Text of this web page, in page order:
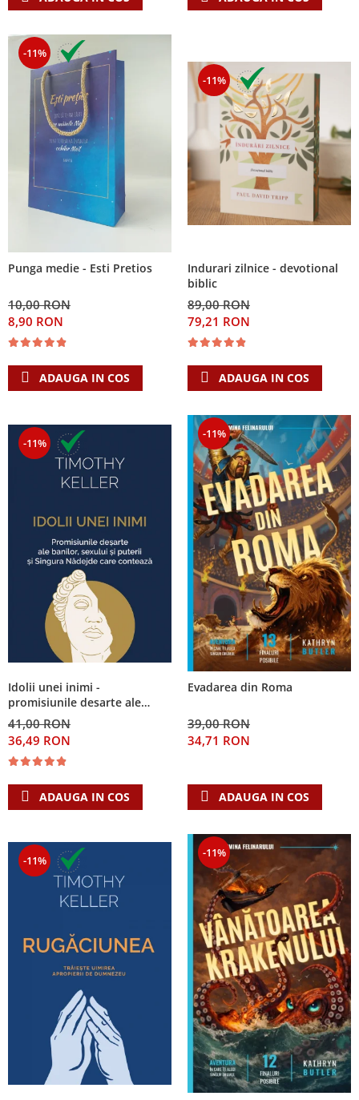
-11%
Punga medie - Esti Pretios
10,00 RON
8,90 RON
ADAUGA IN COS
-11%
Indurari zilnice - devotional
biblic
89,00 RON
79,21 RON
ADAUGA IN COS
-11%
Idolii unei inimi -
promisiunile desarte ale
banilor, sexului si puterii si
Singura Nadejde care
conteaza
41,00 RON
36,49 RON
ADAUGA IN COS
-11%
Evadarea din Roma
39,00 RON
34,71 RON
ADAUGA IN COS
-11%
-11%